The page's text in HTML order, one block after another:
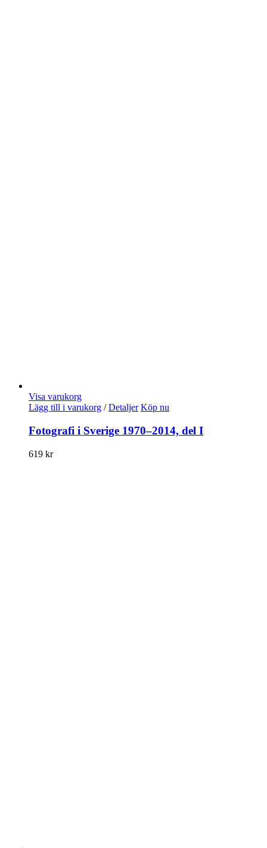
Visa varukorg
Lägg till i varukorg / Detaljer Köp nu
Fotografi i Sverige 1970–2014, del I
619 kr